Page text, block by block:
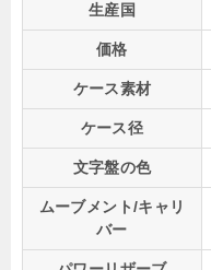
生産国
価格
ケース素材
ケース径
文字盤の色
ムーブメント/キャリ
バー